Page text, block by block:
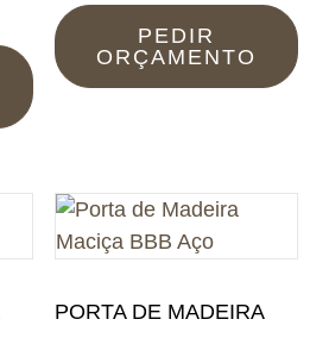
PEDIR
ORÇAMENTO
PORTA DE MADEIRA